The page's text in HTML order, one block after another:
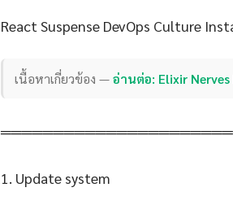
React Suspense DevOps Culture
เนื้อหาเกี่ยวข้อง —อ่านต่อ: Elixir
1. Update system